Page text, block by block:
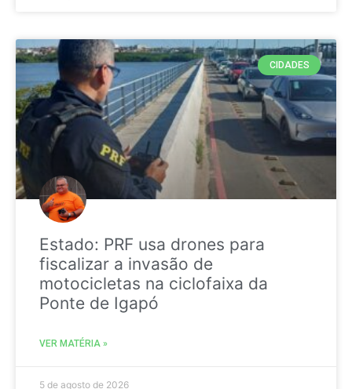
CIDADES
Estado: PRF usa drones para
fiscalizar a invasão de
motocicletas na ciclofaixa da
Ponte de Igapó
VER MATÉRIA »
5 de agosto de 2026